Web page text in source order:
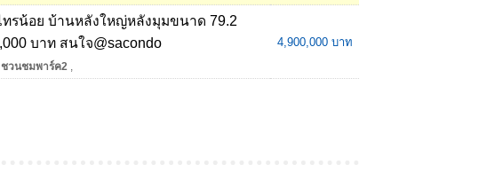
รน้อย บ้านหลังใหญ่หลังมุมขนาด 79.2
บาท สนใจ@sacondo
ชวนชมพาร์ค2 ,
4,900,000 บาท